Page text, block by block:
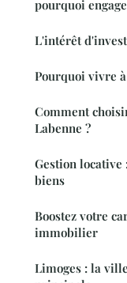
pourquoi
L'intérêt
Pourquoi vivre
Comment
Labenne ?
Gestion locative
biens
Boostez votre
immobilier
Limoges : la